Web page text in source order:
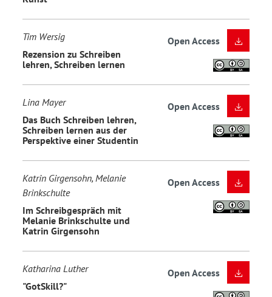
Tim Wersig
Rezension zu Schreiben
lehren, Schreiben lernen
Open Access
Lina Mayer
Das Buch Schreiben lehren,
Schreiben lernen aus der
Perspektive einer Studentin
Open Access
Katrin Girgensohn, Melanie
Brinkschulte
Im Schreibgespräch mit
Melanie Brinkschulte und
Katrin Girgensohn
Open Access
Katharina Luther
"GotSkill?"
Open Access